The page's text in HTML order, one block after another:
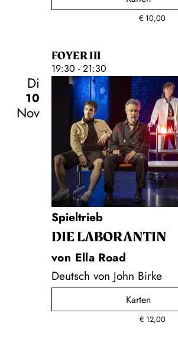
€ 10,00
FOYER III
19:30 - 21:30
Di
10
Nov
Spieltrieb
DIE LA­BO­RAN­TIN
von Ella Road
Deutsch von John Birke
Karten
€ 12,00